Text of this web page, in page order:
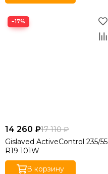
−17%
14 260 ₽17 110 ₽
Gislaved ActiveControl 235/55
R19 101W
В корзину